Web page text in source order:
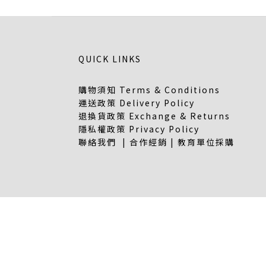
QUICK LINKS
購物須知 Terms & Conditions
運送政策 Delivery Policy
退換貨政策 Exchange & Returns
隱私權政策 Privacy Policy
聯絡我們 | 合作經銷 | 教育單位採購